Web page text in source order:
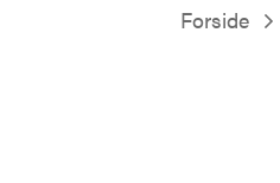
Forside